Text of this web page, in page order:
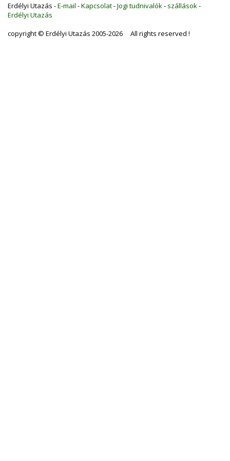
Erdélyi Utazás -E-mail -Kapcsolat-Jogi tudnivalók - szállások -
Erdélyi Utazás
copyright © Erdélyi Utazás 2005-2026 All rights reserved !